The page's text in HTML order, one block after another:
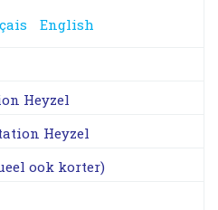
English
Heyzel
Heyzel
ook korter)